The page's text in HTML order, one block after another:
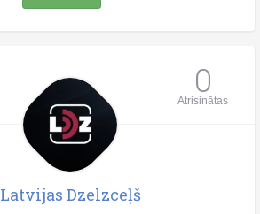
0
Atrisinātas
Latvijas Dzelzceļš